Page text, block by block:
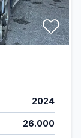
2024
26.000